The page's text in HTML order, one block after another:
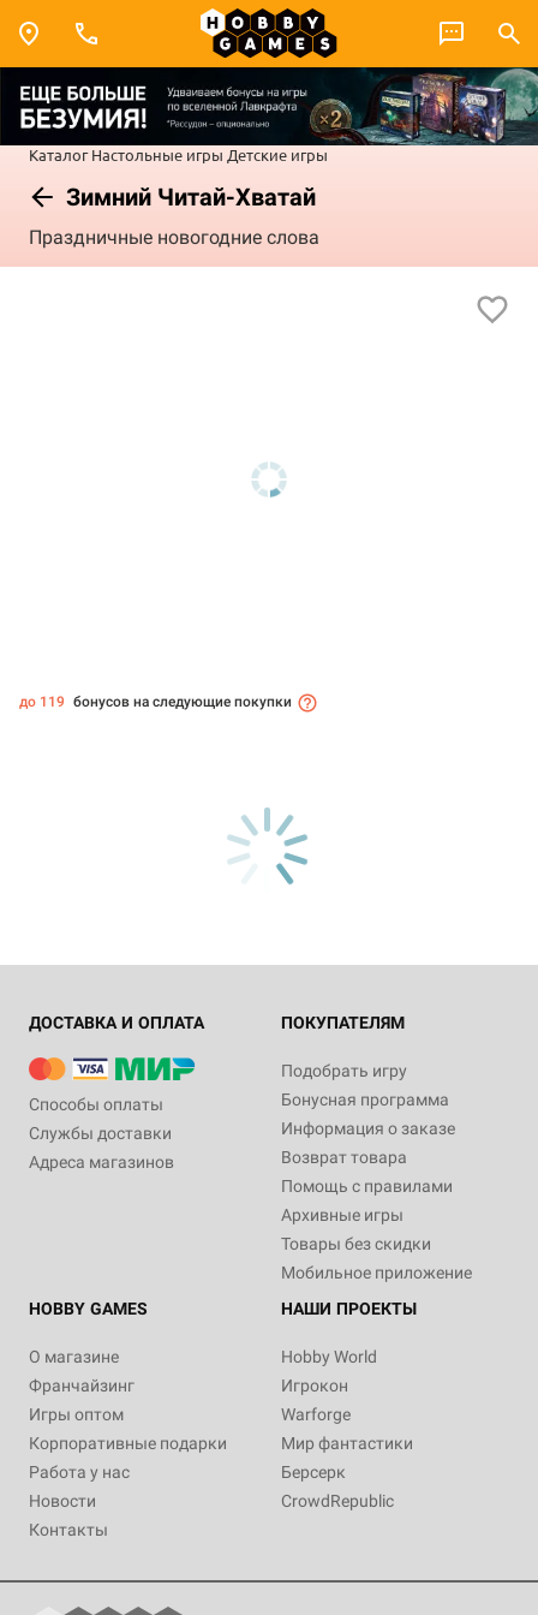
Каталог Настольные игры Детские игры
Зимний Читай-Хватай
Праздничные новогодние слова
до 119 бонусов на следующие покупки
ДОСТАВКА И ОПЛАТА
Способы оплаты
Службы доставки
Адреса магазинов
ПОКУПАТЕЛЯМ
Подобрать игру
Бонусная программа
Информация о заказе
Возврат товара
Помощь с правилами
Архивные игры
Товары без скидки
Мобильное приложение
HOBBY GAMES
О магазине
Франчайзинг
Игры оптом
Корпоративные подарки
Работа у нас
Новости
Контакты
НАШИ ПРОЕКТЫ
Hobby World
Игрокон
Warforge
Мир фантастики
Берсерк
CrowdRepublic